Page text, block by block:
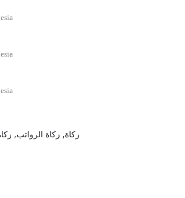
زكاة, زكاة الرواتب,